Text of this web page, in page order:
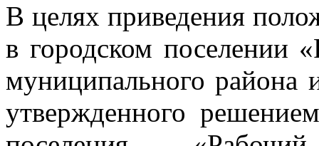
В целях приведения
в городском поселении
муниципального района
утвержденного